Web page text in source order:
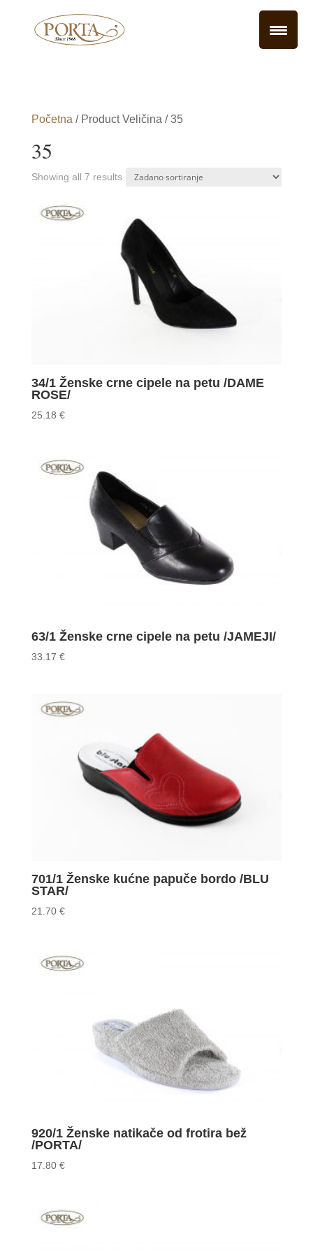
Početna / Product Veličina / 35
35
Showing all 7 results
34/1 Ženske crne cipele na petu /DAME
ROSE/
25.18 €
63/1 Ženske crne cipele na petu /JAMEJI/
33.17 €
701/1 Ženske kućne papuče bordo /BLU
STAR/
21.70 €
920/1 Ženske natikače od frotira bež
/PORTA/
17.80 €